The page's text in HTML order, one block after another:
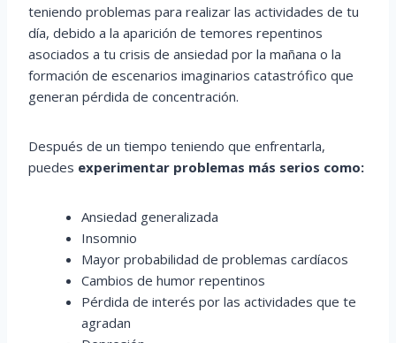
teniendo problemas para realizar las actividades de tu
día, debido a la aparición de temores repentinos
asociados a tu crisis de ansiedad por la mañana o la
formación de escenarios imaginarios catastrófico que
generan pérdida de concentración.
Después de un tiempo teniendo que enfrentarla,
puedes experimentar problemas más serios como:
Ansiedad generalizada
Insomnio
Mayor probabilidad de problemas cardíacos
Cambios de humor repentinos
Pérdida de interés por las actividades que te
agradan